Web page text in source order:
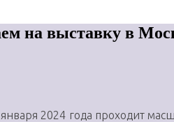
на выставку в
2024 года проходит